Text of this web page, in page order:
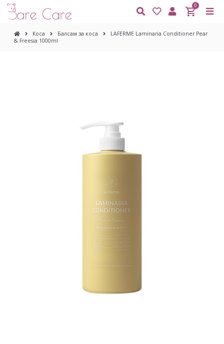
0
Коса Балсам за коса
LAFERME Laminaria Conditioner Pear
& Freesia 1000ml